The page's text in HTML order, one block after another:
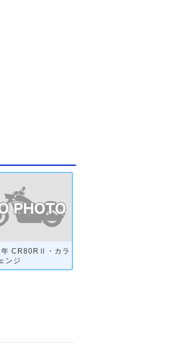
CR80RⅡ・カラ
ンジ